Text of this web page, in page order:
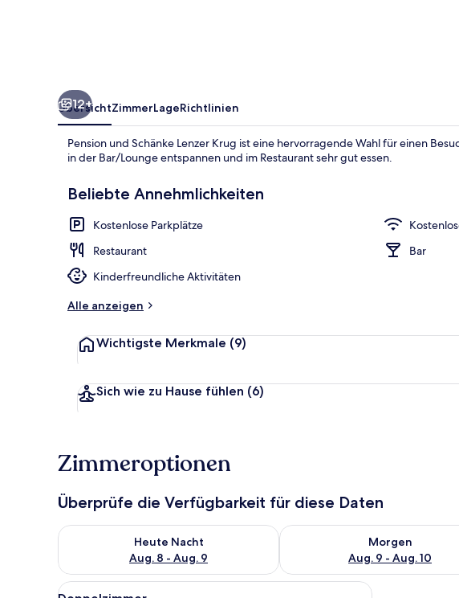
12+
ÜbersichtZimmerLageRichtlinien
Pension und Schänke Lenzer Krug ist eine hervorragende Wahl für einen
in der Bar/Lounge entspannen und im Restaurant sehr gut essen.
Beliebte Annehmlichkeiten
Kostenlose Parkplätze
Restaurant
Bar
Kinderfreundliche Aktivitäten
Alle anzeigen
Wichtigste Merkmale (9)
Sich wie zu Hause fühlen (6)
Zimmeroptionen
Überprüfe die Verfügbarkeit für diese Daten
Heute Nacht
Aug. 8 - Aug. 9
Überprüfe die Verfügbarkeit für heute Nacht, Aug. 8 - Aug. 9.
Morgen
Aug. 9 - Aug. 10
Überprüfe die Verfügbarkeit
Alle
Doppelzimmer | Allergikerbettwaren, Babybetten,